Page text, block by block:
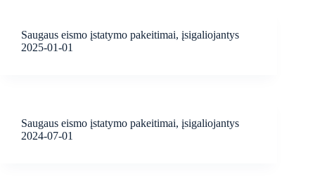
Saugaus eismo įstatymo pakeitimai, įsigaliojantys
2025-01-01
Saugaus eismo įstatymo pakeitimai, įsigaliojantys
2024-07-01